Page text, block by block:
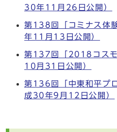
30年11月26日公開）
第138回「コミナス体
年11月13日公開）
第137回「2018コス
10月31日公開）
第136回「中東和平プ
成30年9月12日公開）